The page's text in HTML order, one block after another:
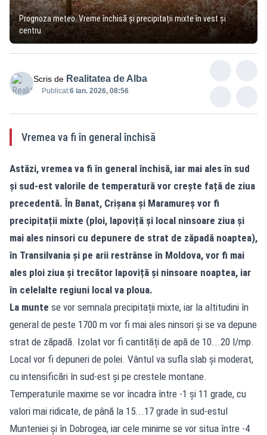
Prognoza meteo. Vreme închisă și precipitații mixte în vest și
centru
Scris de Realitatea de Alba
Publicat:6 ian. 2026, 08:56
Vremea va fi în general închisă
Astăzi, vremea va fi în general închisă, iar mai ales în sud
și sud-est valorile de temperatură vor crește față de ziua
precedentă. În Banat, Crișana și Maramureș vor fi
precipitații mixte (ploi, lapoviță și local ninsoare ziua și
mai ales ninsori cu depunere de strat de zăpadă noaptea),
în Transilvania și pe arii restrânse în Moldova, vor fi mai
ales ploi ziua și trecător lapoviță și ninsoare noaptea, iar
în celelalte regiuni local va ploua.
La munte se vor semnala precipitații mixte, iar la altitudini în
general de peste 1700 m vor fi mai ales ninsori și se va depune
strat de zăpadă. Izolat vor fi cantități de apă de 10...20 l/mp.
Local vor fi depuneri de polei. Vântul va sufla slab și moderat,
cu intensificări în sud-est și pe crestele montane.
Temperaturile maxime se vor încadra între -1 și 11 grade, cu
valori mai ridicate, de până la 15...17 grade în sud-estul
Munteniei și în Dobrogea, iar cele minime se vor situa între -4